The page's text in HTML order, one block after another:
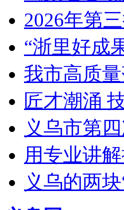
2026年第
“浙里好成
我市高质
匠才潮涌
义乌市第
用专业讲
义乌的两块